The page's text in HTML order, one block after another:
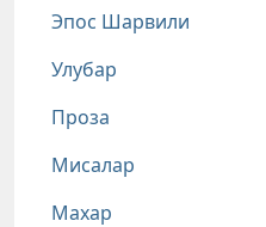
Эпос Шарвили
Улубар
Проза
Мисалар
Махар